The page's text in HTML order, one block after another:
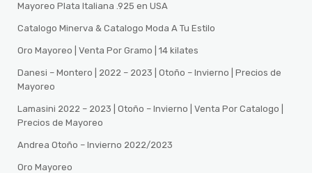
Mayoreo Plata Italiana .925 en USA
Catalogo Minerva & Catalogo Moda A Tu Estilo
Oro Mayoreo | Venta Por Gramo | 14 kilates
Danesi – Montero | 2022 – 2023 | Otoño – Invierno | Precios de
Mayoreo
Lamasini 2022 – 2023 | Otoño – Invierno | Venta Por Catalogo |
Precios de Mayoreo
Andrea Otoño – Invierno 2022/2023
Oro Mayoreo